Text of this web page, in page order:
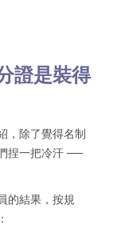
證是裝得
，除了覺得名制
捏一把冷汗 ──
的結果，按規